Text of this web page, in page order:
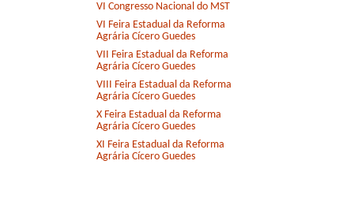
VI Congresso Nacional do MST
VI Feira Estadual da Reforma
Agrária Cícero Guedes
VII Feira Estadual da Reforma
Agrária Cícero Guedes
VIII Feira Estadual da Reforma
Agrária Cícero Guedes
X Feira Estadual da Reforma
Agrária Cícero Guedes
XI Feira Estadual da Reforma
Agrária Cícero Guedes